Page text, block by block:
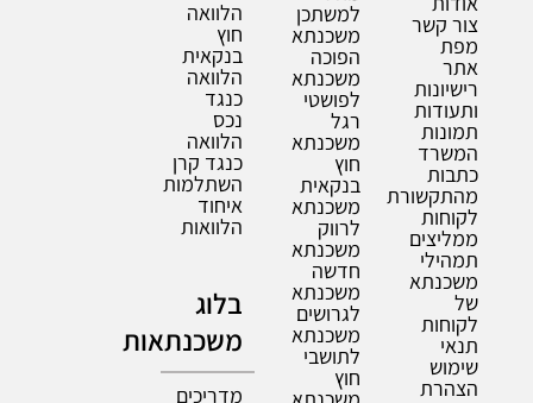
צור קשר
מפת
אתר
רישיונות
ותעודות
תמונות
המשרד
כתבות
מהתקשורת
לקוחות
ממליצים
תמהילי
משכנתא
של
לקוחות
תנאי
שימוש
הצהרת
למשתכן
משכנתא
הפוכה
משכנתא
לפושטי
רגל
משכנתא
חוץ
בנקאית
משכנתא
לרווק
משכנתא
חדשה
משכנתא
לגרושים
משכנתא
לתושבי
חוץ
הלוואה
חוץ
בנקאית
הלוואה
כנגד
נכס
הלוואה
כנגד קרן
השתלמות
איחוד
הלוואות
בלוג
משכנתאות
מדריכים